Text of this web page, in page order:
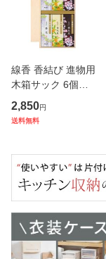
線香 香結び 進物用
木箱サック 6個入
り ギフト （ お線
香 微煙 仏壇 お墓
プレゼント 贈り物
2,850円
送料無料